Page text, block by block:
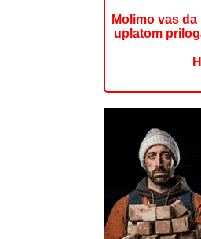
Molimo vas
uplatom